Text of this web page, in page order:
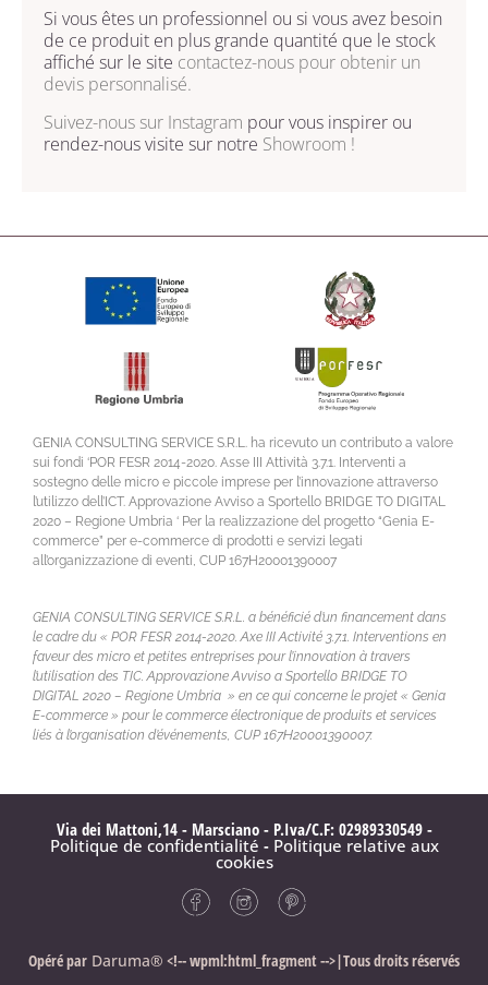
Si vous êtes un professionnel ou si vous avez besoin
de ce produit en plus grande quantité que le stock
affiché sur le site contactez-nous pour obtenir un
devis personnalisé.
Suivez-nous sur Instagram pour vous inspirer ou
rendez-nous visite sur notre Showroom !
GENIA CONSULTING SERVICE S.R.L. ha ricevuto un contributo a valore
sui fondi ‘POR FESR 2014-2020. Asse III Attività 3.7.1. Interventi a
sostegno delle micro e piccole imprese per l’innovazione attraverso
l’utilizzo dell’ICT. Approvazione Avviso a Sportello BRIDGE TO DIGITAL
2020 – Regione Umbria ‘ Per la realizzazione del progetto “Genia E-
commerce” per e-commerce di prodotti e servizi legati
all’organizzazione di eventi, CUP 167H20001390007
GENIA CONSULTING SERVICE S.R.L. a bénéficié d’un financement dans
le cadre du « POR FESR 2014-2020. Axe III Activité 3.7.1. Interventions en
faveur des micro et petites entreprises pour l’innovation à travers
l’utilisation des TIC. Approvazione Avviso a Sportello BRIDGE TO
DIGITAL 2020 – Regione Umbria » en ce qui concerne le projet « Genia
E-commerce » pour le commerce électronique de produits et services
liés à l’organisation d’événements, CUP 167H20001390007.
Via dei Mattoni,14 - Marsciano - P.Iva/C.F: 02989330549 -
Politique de confidentialité - Politique relative aux
cookies
Opéré par Daruma® <!-- wpml:html_fragment -->|Tous droits réservés